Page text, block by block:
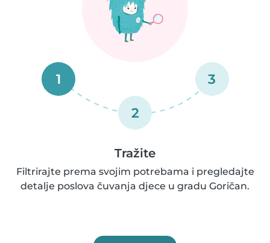
1
2
3
Tražite
Filtrirajte prema svojim potrebama i pregledajte
detalje poslova čuvanja djece u gradu Goričan.